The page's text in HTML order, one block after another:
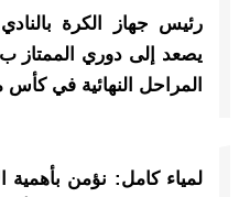
رئيس جهاز الكرة
يصعد إلى دوري الممتاز
المراحل النهائية في كأس
لمياء كامل: نؤمن بأهمية